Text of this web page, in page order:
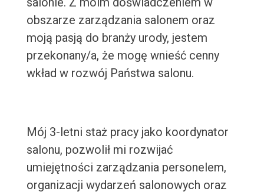
obszarze zarządzania salonem oraz
moją pasją do branży urody, jestem
przekonany/a, że mogę wnieść cenny
wkład w rozwój Państwa salonu.
Mój 3-letni staż pracy jako koordynator
salonu, pozwolił mi rozwijać
umiejętności zarządzania personelem,
organizacji wydarzeń salonowych oraz